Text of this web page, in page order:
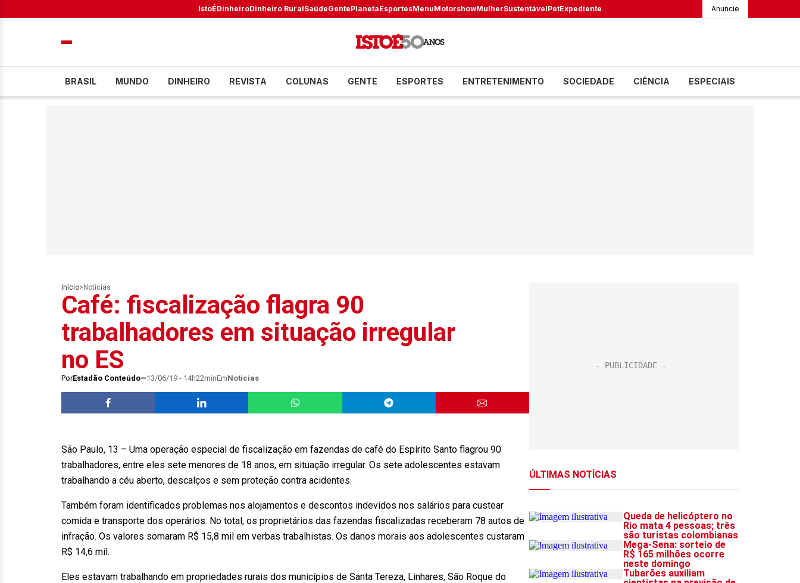
IstoÉDinheiroDinheiro RuralSaúdeGentePlanetaEsportesMenuMotorshowMulherSustentávelPetExpediente Anuncie
BRASIL MUNDO DINHEIRO REVISTA COLUNAS GENTE ESPORTES ENTRETENIMENTO SOCIEDADE CIÊNCIA ESPECIAIS
Início> Notícias
Café: fiscalização flagra 90
trabalhadores em situação irregular
no ES
PorEstadão Conteúdo 13/06/19 - 14h22minEmNotícias
São Paulo, 13 – Uma operação especial de fiscalização em fazendas de café do Espírito Santo flagrou 90
trabalhadores, entre eles sete menores de 18 anos, em situação irregular. Os sete adolescentes estavam
trabalhando a céu aberto, descalços e sem proteção contra acidentes.
Também foram identificados problemas nos alojamentos e descontos indevidos nos salários para custear
comida e transporte dos operários. No total, os proprietários das fazendas fiscalizadas receberam 78 autos de
infração. Os valores somaram R$ 15,8 mil em verbas trabalhistas. Os danos morais aos adolescentes custaram
R$ 14,6 mil.
Eles estavam trabalhando em propriedades rurais dos municípios de Santa Tereza, Linhares, São Roque do